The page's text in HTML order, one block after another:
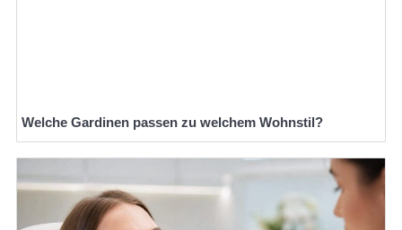
Welche Gardinen passen zu welchem Wohnstil?